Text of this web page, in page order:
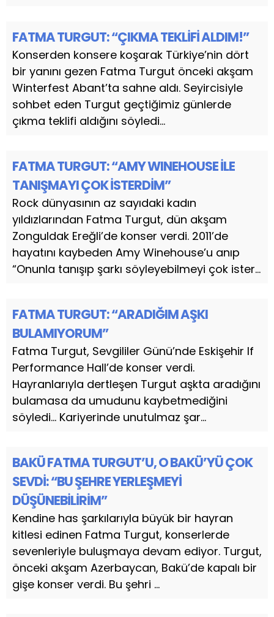
FATMA TURGUT: “ÇIKMA TEKLİFİ ALDIM!”
Konserden konsere koşarak Türkiye’nin dört
bir yanını gezen Fatma Turgut önceki akşam
Winterfest Abant’ta sahne aldı. Seyircisiyle
sohbet eden Turgut geçtiğimiz günlerde
çıkma teklifi aldığını söyledi...
FATMA TURGUT: “AMY WINEHOUSE İLE
TANIŞMAYI ÇOK İSTERDİM”
Rock dünyasının az sayıdaki kadın
yıldızlarından Fatma Turgut, dün akşam
Zonguldak Ereğli’de konser verdi. 2011’de
hayatını kaybeden Amy Winehouse’u anıp
“Onunla tanışıp şarkı söyleyebilmeyi çok ister...
FATMA TURGUT: “ARADIĞIM AŞKI
BULAMIYORUM”
Fatma Turgut, Sevgililer Günü’nde Eskişehir If
Performance Hall’de konser verdi.
Hayranlarıyla dertleşen Turgut aşkta aradığını
bulamasa da umudunu kaybetmediğini
söyledi… Kariyerinde unutulmaz şar...
BAKÜ FATMA TURGUT’U, O BAKÜ’YÜ ÇOK
SEVDİ: “BU ŞEHRE YERLEŞMEYİ
DÜŞÜNEBİLİRİM”
Kendine has şarkılarıyla büyük bir hayran
kitlesi edinen Fatma Turgut, konserlerde
sevenleriyle buluşmaya devam ediyor. Turgut,
önceki akşam Azerbaycan, Bakü’de kapalı bir
gişe konser verdi. Bu şehri ...